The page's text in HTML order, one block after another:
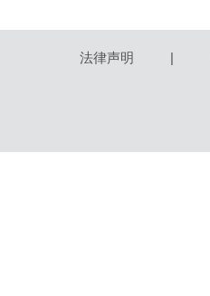
法律声明 |